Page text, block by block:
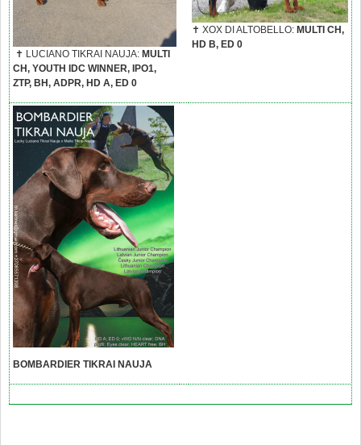
✝ LUCIANO TIKRAI NAUJA: MULTI
CH, YOUTH IDC WINNER, IPO1,
ZTP, BH, ADPR, HD A, ED 0
✝ XOX DI ALTOBELLO: MULTI CH,
HD B, ED 0
BOMBARDIER TIKRAI NAUJA